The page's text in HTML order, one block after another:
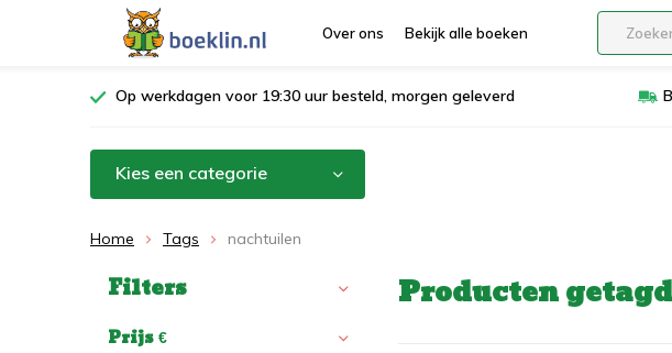
Over ons Bekijk alle boeken
Op werkdagen voor 19:30 uur besteld, morgen geleverd
Kies een categorie
Home Tags nachtuilen
Producten
Sorteren op:
Filters
Prijs€